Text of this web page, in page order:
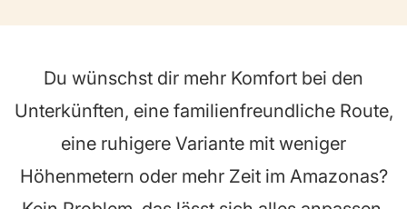
Du wünschst dir mehr Komfort bei den
Unterkünften, eine familienfreundliche Route,
eine ruhigere Variante mit weniger
Höhenmetern oder mehr Zeit im Amazonas?